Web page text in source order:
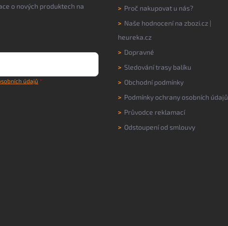
o nových produktech na
údajů
> Proč nakupovat u nás?
> Naše hodnocení na zbozi.cz |
heureka.cz
> Dopravné
> Sledování trasy balíku
> Obchodní podmínky
> Podmínky ochrany osobních údajů
> Průvodce reklamací
> Odstoupení od smlouvy